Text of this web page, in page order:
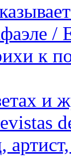
/
к
и